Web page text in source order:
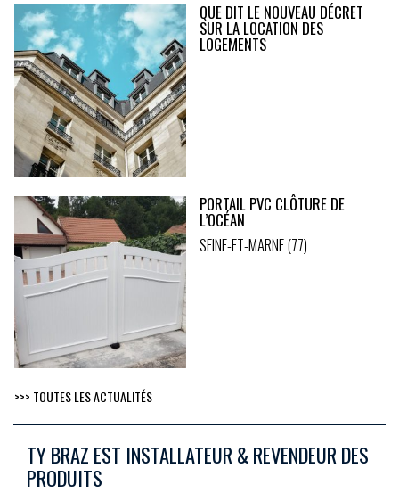
QUE DIT LE NOUVEAU DÉCRET
SUR LA LOCATION DES
LOGEMENTS
PORTAIL PVC CLÔTURE DE
L’OCÉAN
SEINE-ET-MARNE (77)
>>> TOUTES LES ACTUALITÉS
TY BRAZ EST INSTALLATEUR & REVENDEUR DES
PRODUITS